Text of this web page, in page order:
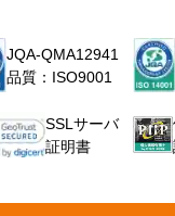
JQA-QMA12941
品質：ISO9001
SSLサーバ
証明書